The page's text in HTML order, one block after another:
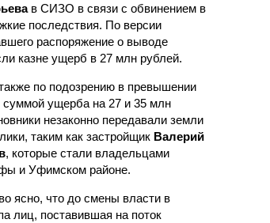
в СИЗО в связи с обвинением в
последствия. По версии
распоряжение о выводе
казне ущерб в 27 млн рублей.
по подозрению в превышении
суммой ущерба на 27 и 35 млн
незаконно передавали земли
таким как застройщик Валерий
, которые стали владельцами
и Уфимском районе.
ясно, что до смены власти в
лиц, поставившая на поток